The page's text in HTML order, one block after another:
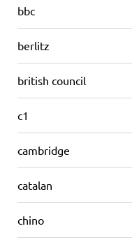
bbc
berlitz
british council
c1
cambridge
catalan
chino